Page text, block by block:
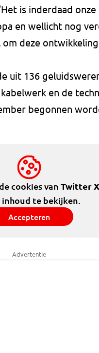
is inderdaad
en wellicht nog
deze
uit 136
en de
begonnen
cookies van Twitter X
inhoud te bekijken.
Accepteren
Advertentie